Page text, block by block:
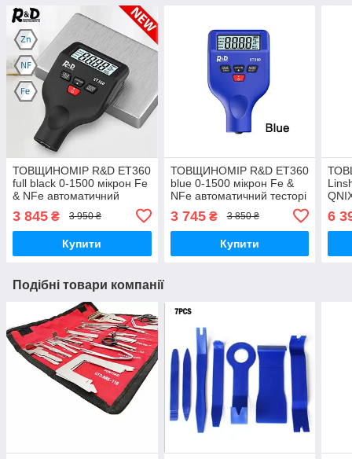
ТОВЩИНОМІР R&D ET360
full black 0-1500 мікрон Fe
& NFe автоматичний
автомобільний
3 845 ₴ 3 950 ₴
Купити
ТОВЩИНОМІР R&D ET360
blue 0-1500 мікрон Fe &
NFe автоматичний тесторі
3 745₴ 3 850 ₴
Купити
6
Подібні товари компанії